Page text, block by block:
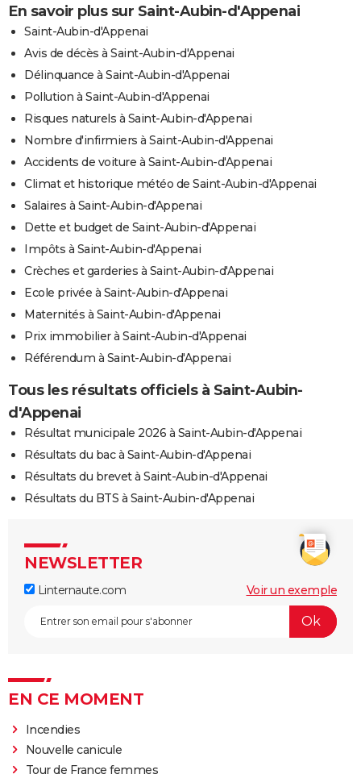
En savoir plus sur Saint-Aubin-d'Appenai
Saint-Aubin-d'Appenai
Avis de décès à Saint-Aubin-d'Appenai
Délinquance à Saint-Aubin-d'Appenai
Pollution à Saint-Aubin-d'Appenai
Risques naturels à Saint-Aubin-d'Appenai
Nombre d'infirmiers à Saint-Aubin-d'Appenai
Accidents de voiture à Saint-Aubin-d'Appenai
Climat et historique météo de Saint-Aubin-d'Appenai
Salaires à Saint-Aubin-d'Appenai
Dette et budget de Saint-Aubin-d'Appenai
Impôts à Saint-Aubin-d'Appenai
Crèches et garderies à Saint-Aubin-d'Appenai
Ecole privée à Saint-Aubin-d'Appenai
Maternités à Saint-Aubin-d'Appenai
Prix immobilier à Saint-Aubin-d'Appenai
Référendum à Saint-Aubin-d'Appenai
Tous les résultats officiels à Saint-Aubin-
d'Appenai
Résultat municipale 2026 à Saint-Aubin-d'Appenai
Résultats du bac à Saint-Aubin-d'Appenai
Résultats du brevet à Saint-Aubin-d'Appenai
Résultats du BTS à Saint-Aubin-d'Appenai
NEWSLETTER
Linternaute.com Voir un exemple
EN CE MOMENT
Incendies
Nouvelle canicule
Tour de France femmes